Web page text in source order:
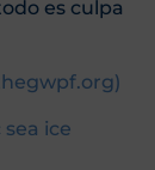
es culpa
ice